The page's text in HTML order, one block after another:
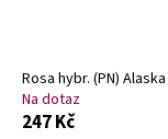
Rosa hybr. (PN) Alaska
Na dotaz
247 Kč